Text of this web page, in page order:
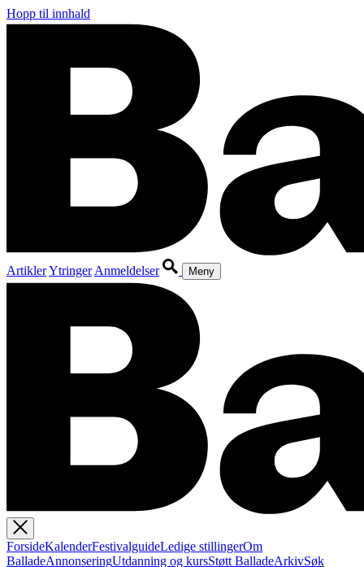
Hopp til innhald
ArtiklerYtringer Anmeldelser Meny
ForsideKalenderFestivalguideLedige stillingerOm
BalladeAnnonseringUtdanning og kursStøtt BalladeArkivSøk